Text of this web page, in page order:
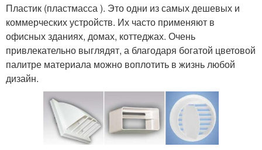
Пластик (пластмасса ). Это одни из самых дешевых и
коммерческих устройств. Их часто применяют в
офисных зданиях, домах, коттеджах. Очень
привлекательно выглядят, а благодаря богатой цветовой
палитре материала можно воплотить в жизнь любой
дизайн.